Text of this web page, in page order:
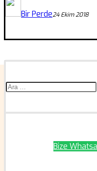
Bir Perde24 Ekim 2018
Arama:
Bize